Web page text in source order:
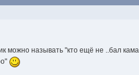
можно называть "кто ещё не ..бал